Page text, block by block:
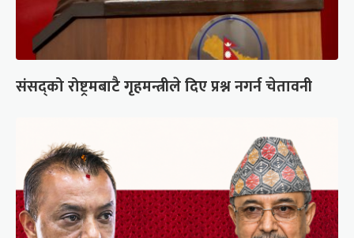
संसद्को रोष्ट्रमबाटै गृहमन्त्रीले दिए प्रश्न नगर्न चेतावनी